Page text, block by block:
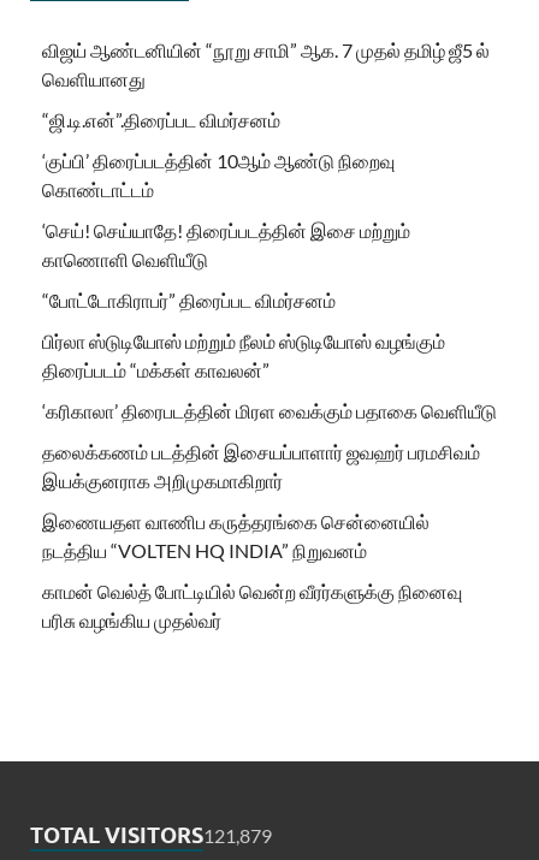
விஜய் ஆண்டனியின் “நூறு சாமி” ஆக. 7 முதல் தமிழ் ஜீ5 ல்
வெளியானது
“ஜி.டி.என்”.திரைப்பட விமர்சனம்
‘குப்பி’ திரைப்படத்தின் 10ஆம் ஆண்டு நிறைவு
கொண்டாட்டம்
‘செய்! செய்யாதே! திரைப்படத்தின் இசை மற்றும்
காணொளி வெளியீடு
“போட்டோகிராபர்” திரைப்பட விமர்சனம்
பிர்லா ஸ்டுடியோஸ் மற்றும் நீலம் ஸ்டுடியோஸ் வழங்கும்
திரைப்படம் “மக்கள் காவலன்”
‘கரிகாலா’ திரைபடத்தின் மிரள வைக்கும் பதாகை வெளியீடு
தலைக்கணம் படத்தின் இசையப்பாளார் ஜவஹர் பரமசிவம்
இயக்குனராக அறிமுகமாகிறார்
இணையதள வாணிப கருத்தரங்கை சென்னையில்
நடத்திய “VOLTEN HQ INDIA” நிறுவனம்
காமன் வெல்த் போட்டியில் வென்ற வீரர்களுக்கு நினைவு
பரிசு வழங்கிய முதல்வர்
TOTAL VISITORS121,879